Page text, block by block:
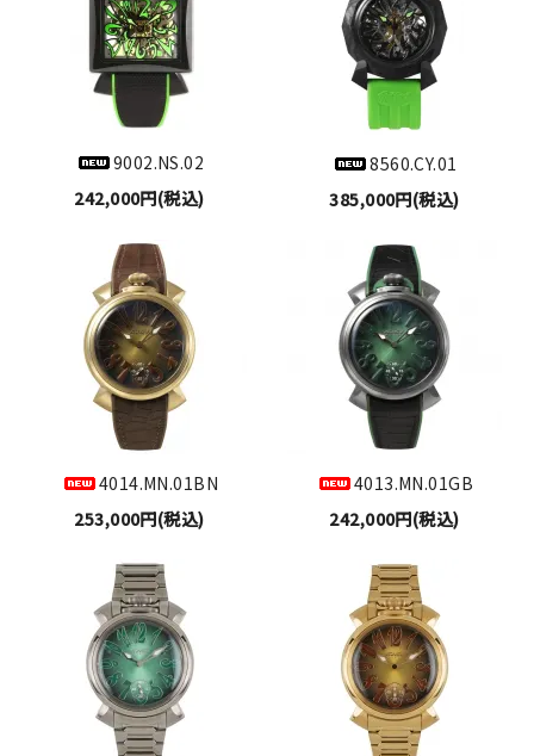
9002.NS.02
242,000円(税込)
8560.CY.01
385,000円(税込)
4014.MN.01BN
253,000円(税込)
4013.MN.01GB
242,000円(税込)